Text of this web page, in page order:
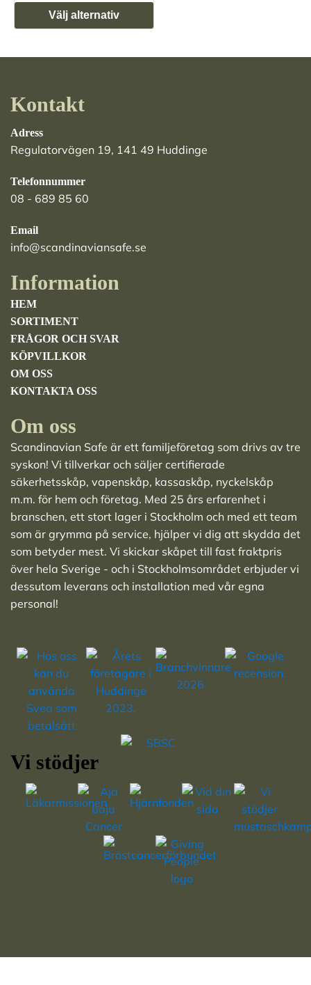
Välj alternativ
Kontakt
Adress
Regulatorvägen 19, 141 49 Huddinge
Telefonnummer
08 - 689 85 60
Email
info@scandinaviansafe.se
Information
HEM
SORTIMENT
FRÅGOR OCH SVAR
KÖPVILLKOR
OM OSS
KONTAKTA OSS
Om oss
Scandinavian Safe är ett familjeföretag som drivs av tre
syskon! Vi tillverkar och säljer certifierade
säkerhetsskåp, vapenskåp, kassaskåp, nyckelskåp
m.m. för hem och företag. Med 25 års erfarenhet i
branschen, ett stort lager i Stockholm och med ett team
som är grymma på service, hjälper vi dig att skydda det
som betyder mest. Vi skickar skåpet till fast fraktpris
över hela Sverige - och i Stockholmsområdet erbjuder vi
dessutom leverans och installation med vår egna
personal!
Vi stödjer